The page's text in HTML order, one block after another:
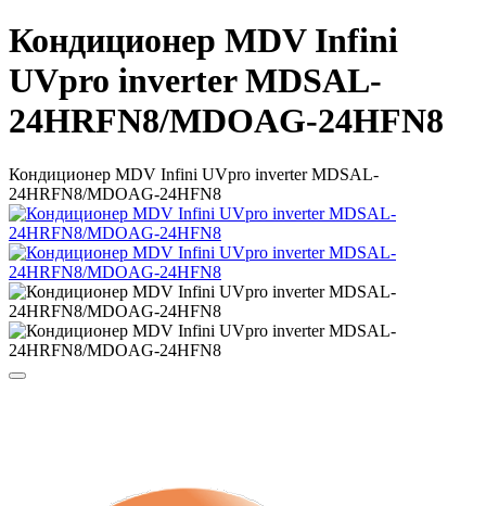
Кондиционер MDV Infini
UVpro inverter MDSAL-
24HRFN8/MDOAG-24HFN8
Кондиционер MDV Infini UVpro inverter MDSAL-
24HRFN8/MDOAG-24HFN8